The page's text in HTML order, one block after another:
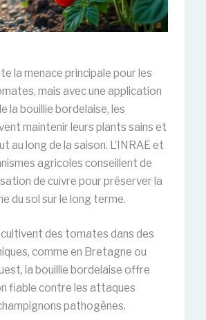
la menace principale pour les
mais avec une application
la bouillie bordelaise, les
maintenir leurs plants sains et
au long de la saison. L’INRAE et
agricoles conseillent de
de cuivre pour préserver la
du sol sur le long terme.
cultivent des tomates dans des
comme en Bretagne ou
la bouillie bordelaise offre
fiable contre les attaques
pathogènes.